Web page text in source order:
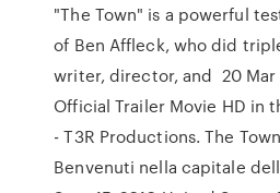
"The Town" is a powerful
of Ben Affleck, who did
writer, director, and 20 Mar
Official Trailer Movie HD in
- T3R Productions. The
Benvenuti nella capitale